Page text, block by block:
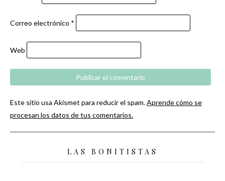
Correo electrónico *
Web
Este sitio usa Akismet para reducir el spam.Aprende cómo se
procesan los datos de tus comentarios.
LAS BONITISTAS